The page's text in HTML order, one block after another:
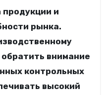
продукции и
рынка.
внимание
контрольных
высокий